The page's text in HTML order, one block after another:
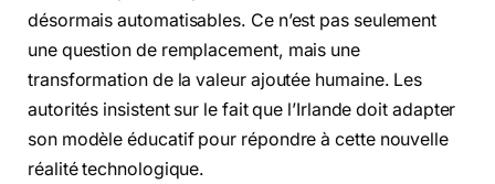
désormais automatisables. Ce n’est pas seulement
une question de remplacement, mais une
transformation de la valeur ajoutée humaine. Les
autorités insistent sur le fait que l’Irlande doit adapter
son modèle éducatif pour répondre à cette nouvelle
réalité technologique.